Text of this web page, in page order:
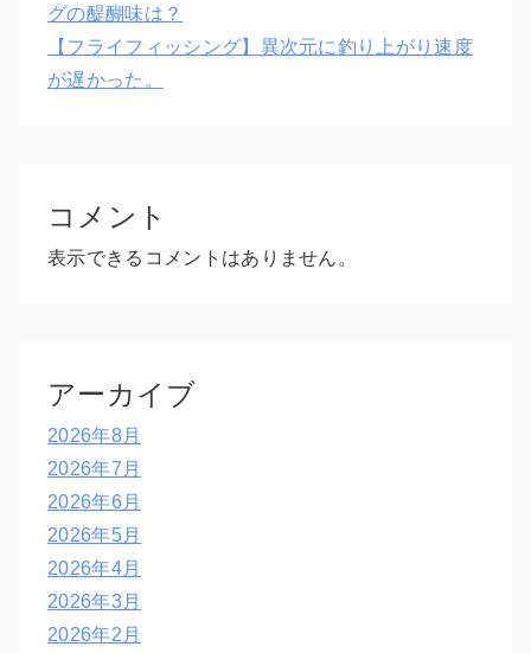
グの醍醐味は？
【フライフィッシング】異次元に釣り上がり速度
が遅かった。
コメント
表示できるコメントはありません。
アーカイブ
2026年8月
2026年7月
2026年6月
2026年5月
2026年4月
2026年3月
2026年2月